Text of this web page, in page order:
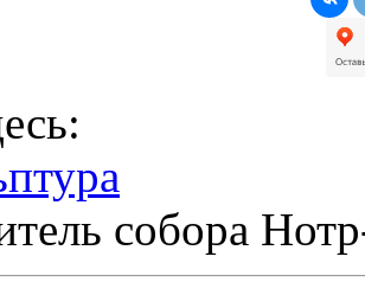
собора